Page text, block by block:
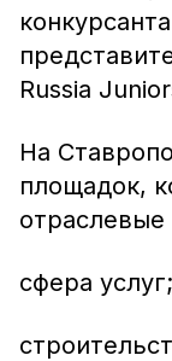
Russia
На
площадок,
отраслевые
сфера услуг;